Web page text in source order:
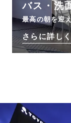
バス・洗
最高の朝を迎
さらに詳しく